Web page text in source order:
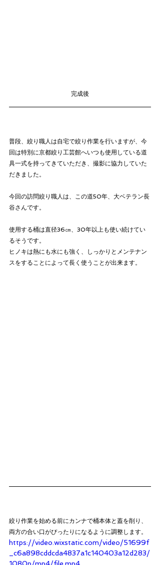
完成後
普段、絞り職人は自宅で絞り作業を行いますが、今
回は特別に京都絞り工芸館へいつも使用している道
具一式を持ってきていただき、撮影に協力していた
だきました。
今回の訪問絞り職人は、この道50年、大ベテラン長
谷さんです。
使用する桶は直径36㎝、30年以上も使い続けてい
るそうです。
ヒノキは熱にも水にも強く、しっかりとメンテナン
スをすることによって長く使うことが出来ます。
絞り作業を始める前にカンナで桶本体と蓋を削り、
両方の合い口がぴったりになるように調整します。
https://video.wixstatic.com/video/51699f
_c6a898cddcda4837a1c140403a12d283/